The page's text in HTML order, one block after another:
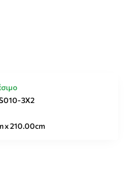
3X2
x 210.00cm